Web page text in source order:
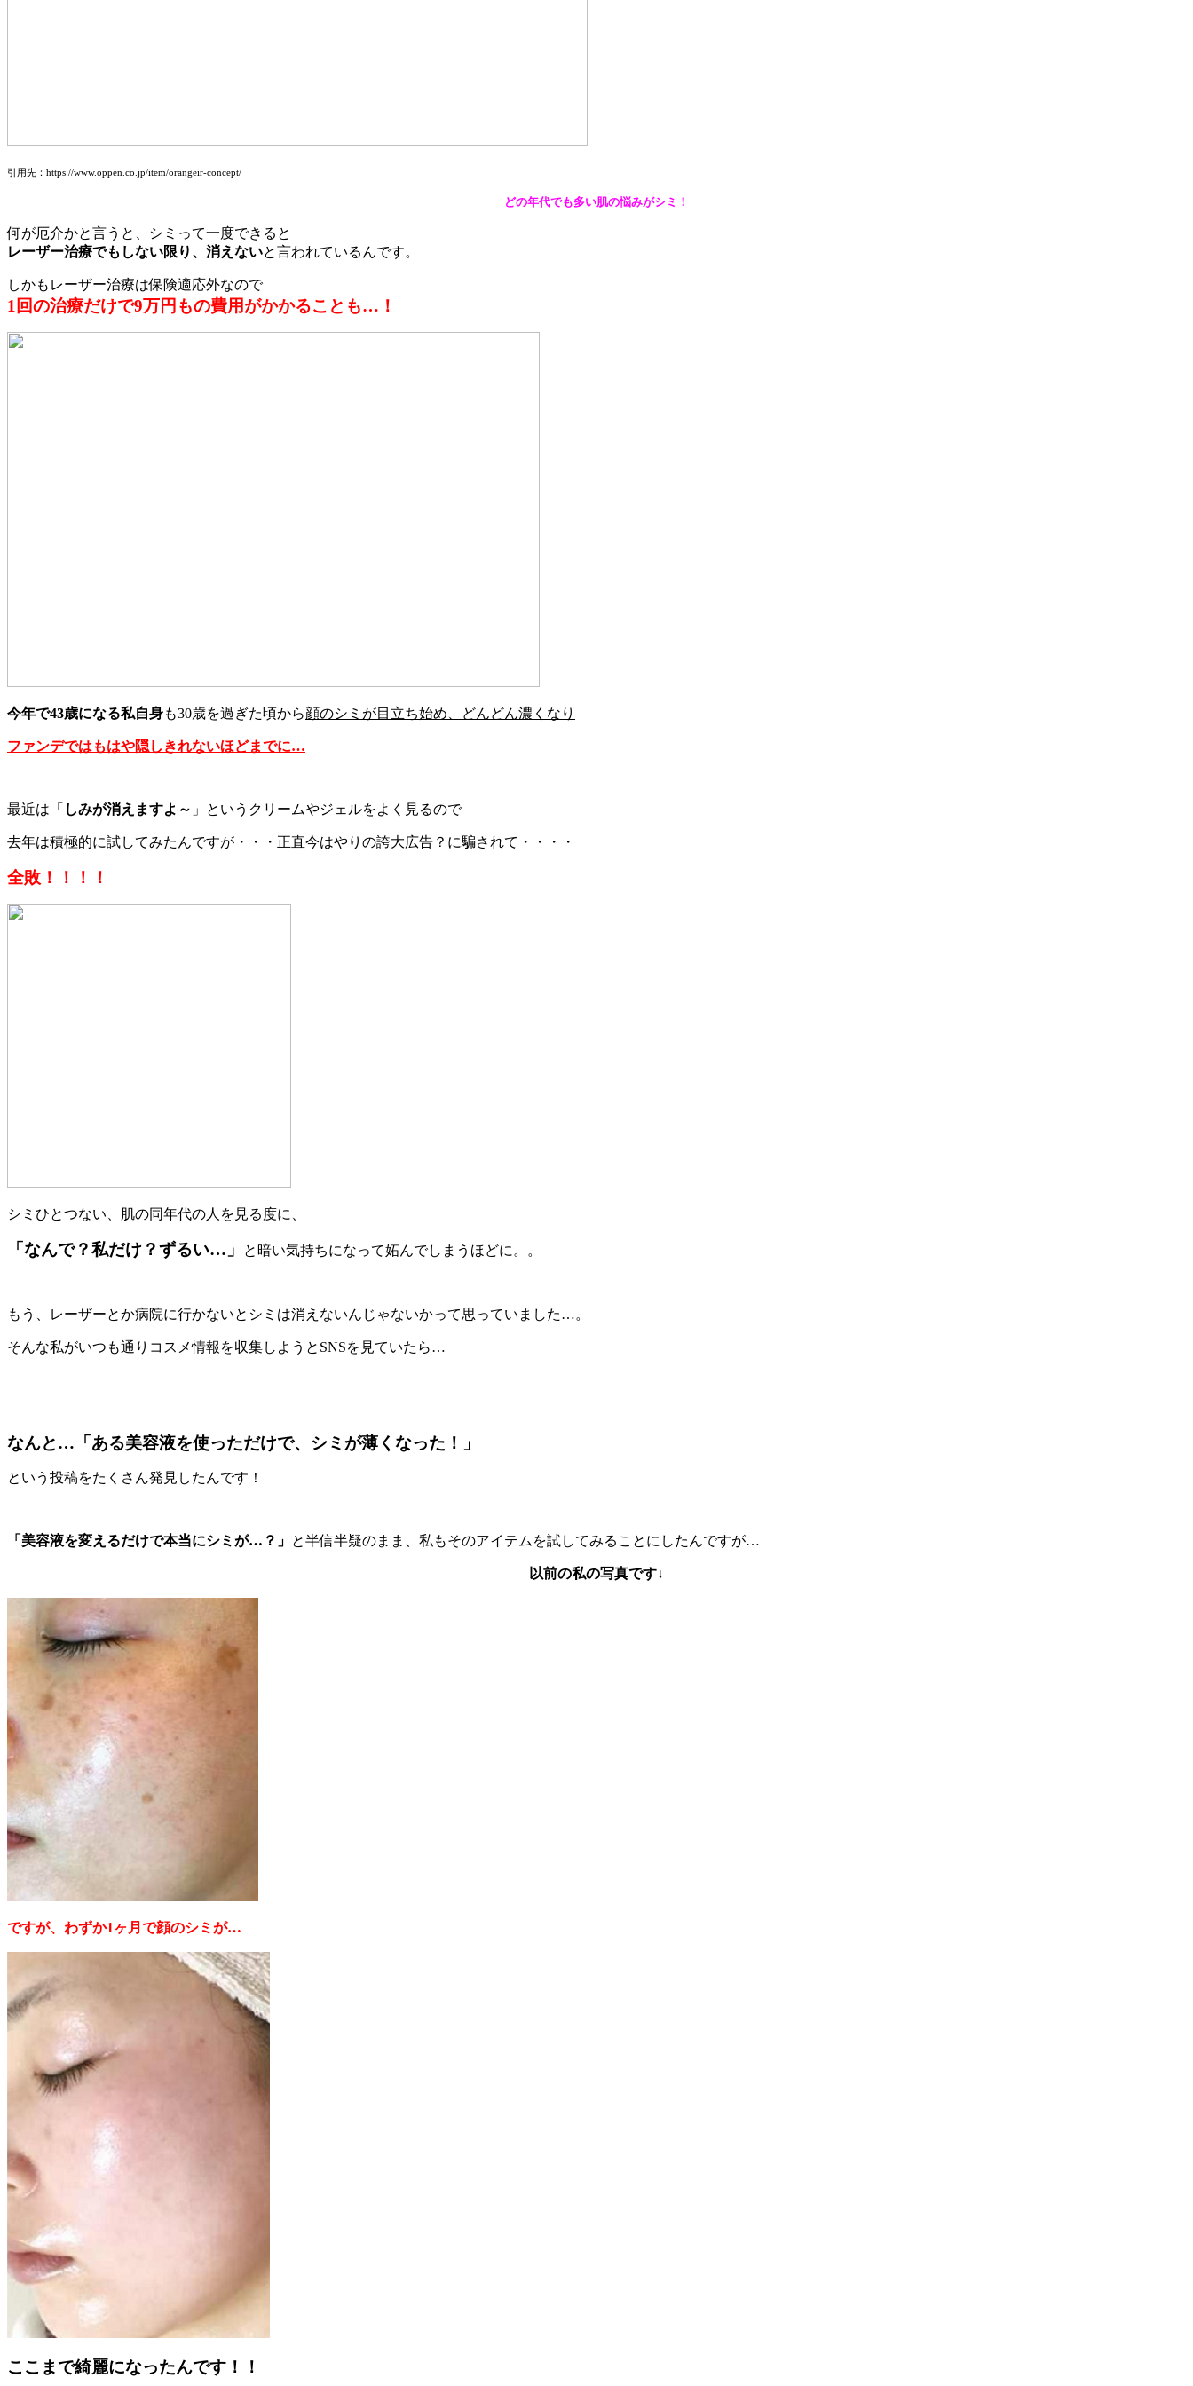
引用先：https://www.oppen.co.jp/item/orangeir-concept/
どの年代でも多い肌の悩みがシミ！
何が厄介かと言うと、シミって一度できると
レーザー治療でもしない限り、消えないと言われているんです。
しかもレーザー治療は保険適応外なので
1回の治療だけで9万円もの費用がかかることも…！
今年で43歳になる私自身も30歳を過ぎた頃から顔のシミが目立ち始め、どんどん濃くなり
ファンデではもはや隠しきれないほどまでに…
最近は 「 しみが消えますよ～ 」 というクリームやジェルをよく見るので
去年は積極的に試してみたんですが・・・正直今はやりの誇大広告？に騙されて・・・・
全敗！！！！
シミひとつない、肌の同年代の人を見る度に、
「なんで？私だけ？ずるい…」 と暗い気持ちになって妬んでしまうほどに。。
もう、レーザーとか病院に行かないとシミは消えないんじゃないかって思っていました…。
そんな私がいつも通りコスメ情報を収集しようとSNSを見ていたら…
なんと…「ある美容液を使っただけで、シミが薄くなった！」
という投稿をたくさん発見したんです！
「美容液を変えるだけで本当にシミが…？」 と半信半疑のまま、私もそのアイテムを試してみることにしたんですが…
以前の私の写真です↓
ですが、わずか1ヶ月で顔のシミが…
ここまで綺麗になったんです！！